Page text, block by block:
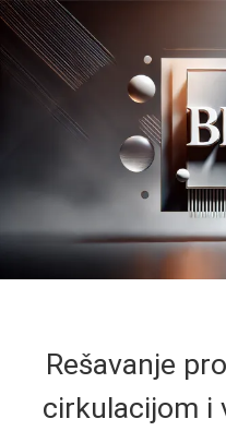
Rešavanje
cirkulacijom i